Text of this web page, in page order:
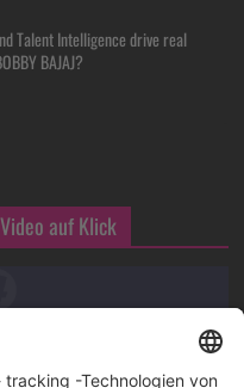
Talent Intelligence drive real
BAJAJ?
auf Klick